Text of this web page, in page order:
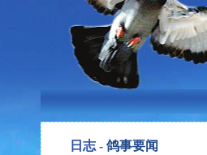
日志 - 鸽事要闻